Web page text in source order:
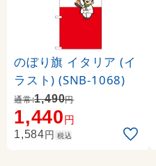
のぼり旗 イタリア (イ
ラスト) (SNB-1068)
通常:1,490円
1,440円
1,584円 税込